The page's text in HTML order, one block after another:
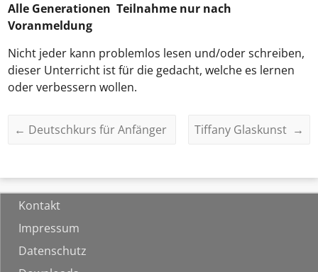
Alle GenerationenTeilnahme nur nach
Voranmeldung
Nicht jeder kann problemlos lesen und/oder schreiben,
dieser Unterricht ist für die gedacht, welche es lernen
oder verbessern wollen.
← Deutschkurs für Anfänger Tiffany Glaskunst →
Kontakt
Impressum
Datenschutz